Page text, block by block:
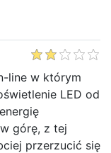
line w którym
LED od
górę, z tej
przerzucić się